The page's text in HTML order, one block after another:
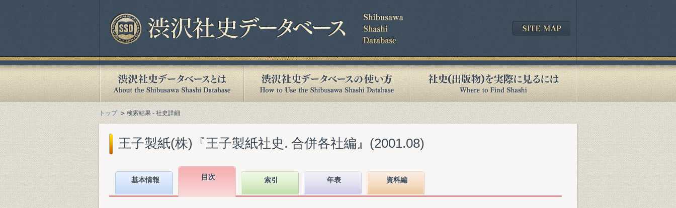
トップ 検索結果 - 社史詳細
王子製紙(株)『王子製紙社史. 合併各社編』(2001.08)
基本情報 目次 索引 年表 資料編